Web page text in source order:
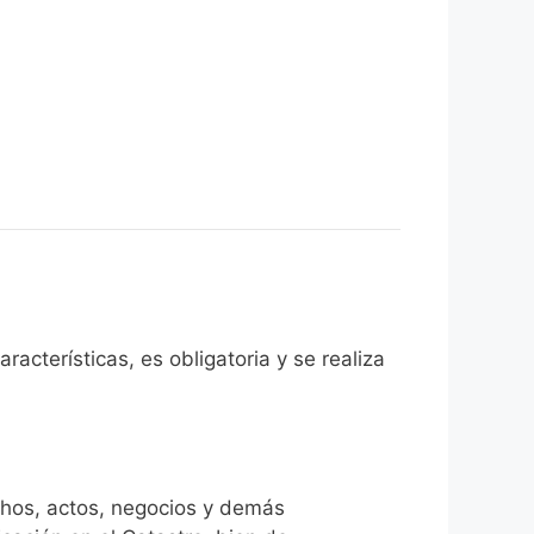
es obligatoria y se realiza
actos, negocios y demás